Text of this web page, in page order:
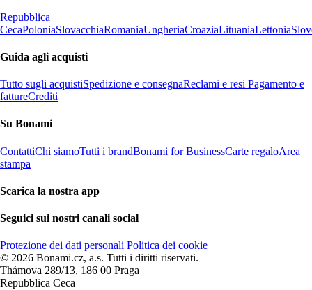
Repubblica
CecaPoloniaSlovacchiaRomaniaUngheriaCroaziaLituaniaLettonia
Guida agli acquisti
Tutto sugli acquistiSpedizione e consegnaReclami e resi Pagamento e
fattureCrediti
Su Bonami
ContattiChi siamoTutti i brandBonami for BusinessCarte regaloArea
stampa
Scarica la nostra app
Seguici sui nostri canali social
Protezione dei dati personali Politica dei cookie
© 2026 Bonami.cz, a.s. Tutti i diritti riservati.
Thámova 289/13, 186 00 Praga
Repubblica Ceca